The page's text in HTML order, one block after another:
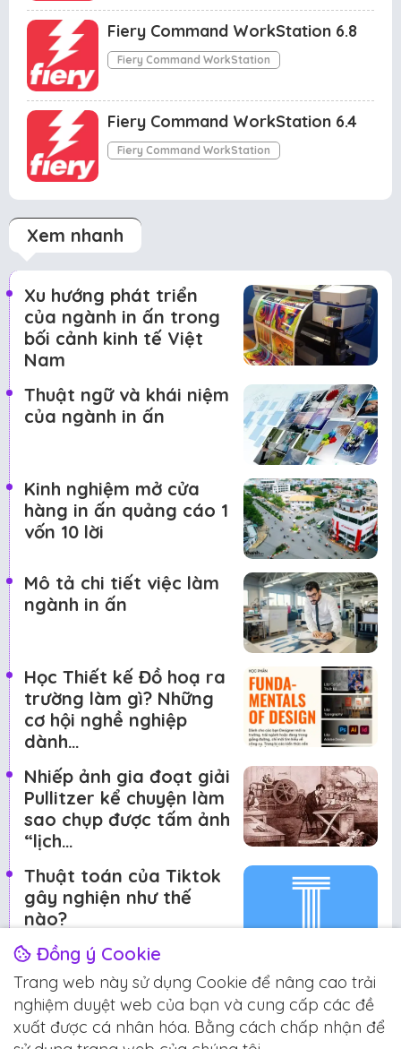
Fiery Command WorkStation 6.8
Fiery Command WorkStation
Fiery Command WorkStation 6.4
Fiery Command WorkStation
Xem nhanh
Xu hướng phát triển
của ngành in ấn trong
bối cảnh kinh tế Việt
Nam
Thuật ngữ và khái niệm
của ngành in ấn
Kinh nghiệm mở cửa
hàng in ấn quảng cáo 1
vốn 10 lời
Mô tả chi tiết việc làm
ngành in ấn
Học Thiết kế Đồ hoạ ra
trường làm gì? Những
cơ hội nghề nghiệp
dành…
Nhiếp ảnh gia đoạt giải
Pullitzer kể chuyện làm
sao chụp được tấm ảnh
“lịch…
Thuật toán của Tiktok
gây nghiện như thế
nào?
Chia sẻ Gia công Hướng dẫn In Kỹ Thuật Số
In Offset & Siêu tốc
Kiến thức Phần mềm & Win Tin tức
Đồng ý Cookie
Trang web này sử dụng Cookie để nâng cao trải
nghiệm duyệt web của bạn và cung cấp các đề
xuất được cá nhân hóa. Bằng cách chấp nhận để
Đề xuất cho bạn